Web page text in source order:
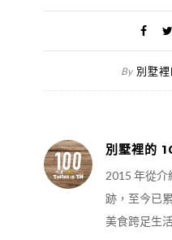
By 別墅
別墅裡的
2015 年從
跡，至今已
美食跨足生